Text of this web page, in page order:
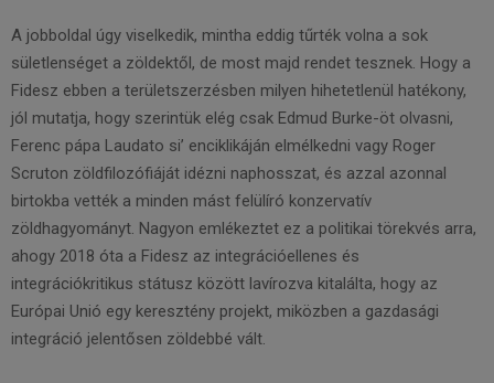
A jobboldal úgy viselkedik, mintha eddig tűrték volna a sok
sületlenséget a zöldektől, de most majd rendet tesznek. Hogy a
Fidesz ebben a területszerzésben milyen hihetetlenül hatékony,
jól mutatja, hogy szerintük elég csak Edmud Burke-öt olvasni,
Ferenc pápa Laudato si’ enciklikáján elmélkedni vagy Roger
Scruton zöldfilozófiáját idézni naphosszat, és azzal azonnal
birtokba vették a minden mást felülíró konzervatív
zöldhagyományt. Nagyon emlékeztet ez a politikai törekvés arra,
ahogy 2018 óta a Fidesz az integrációellenes és
integrációkritikus státusz között lavírozva kitalálta, hogy az
Európai Unió egy keresztény projekt, miközben a gazdasági
integráció jelentősen zöldebbé vált.